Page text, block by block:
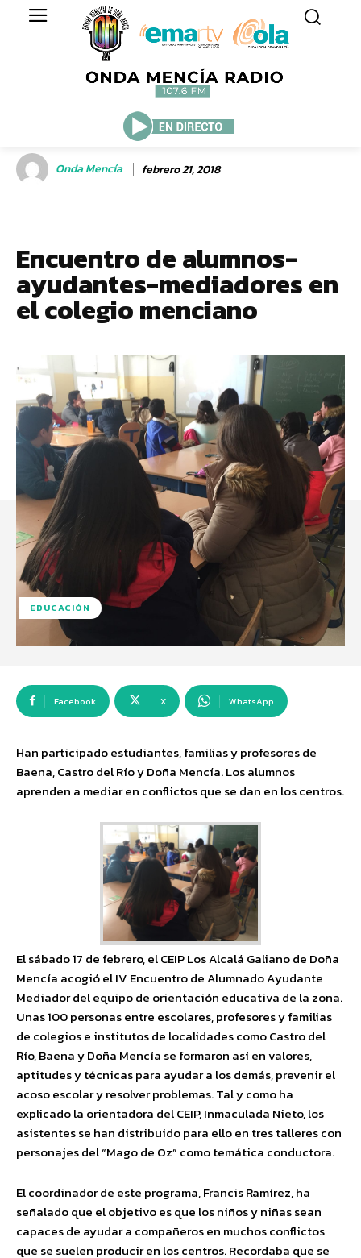
Onda Mencía febrero 21, 2018
Encuentro de alumnos-
ayudantes-mediadores en
el colegio menciano
EDUCACIÓN
Facebook X WhatsApp
Han participado estudiantes, familias y profesores de
Baena, Castro del Río y Doña Mencía. Los alumnos
aprenden a mediar en conflictos que se dan en los centros.
El sábado 17 de febrero, el CEIP Los Alcalá Galiano de Doña
Mencía acogió el IV Encuentro de Alumnado Ayudante
Mediador del equipo de orientación educativa de la zona.
Unas 100 personas entre escolares, profesores y familias
de colegios e institutos de localidades como Castro del
Río, Baena y Doña Mencía se formaron así en valores,
aptitudes y técnicas para ayudar a los demás, prevenir el
acoso escolar y resolver problemas. Tal y como ha
explicado la orientadora del CEIP, Inmaculada Nieto, los
asistentes se han distribuido para ello en tres talleres con
personajes del “Mago de Oz” como temática conductora.
El coordinador de este programa, Francis Ramírez, ha
señalado que el objetivo es que los niños y niñas sean
capaces de ayudar a compañeros en muchos conflictos
que se suelen producir en los centros. Recordaba que se